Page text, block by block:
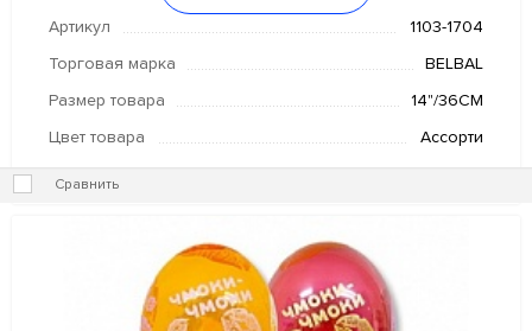
Артикул 1103-1704
Торговая марка BELBAL
Размер товара 14"/36СМ
Цвет товара Ассорти
Сравнить